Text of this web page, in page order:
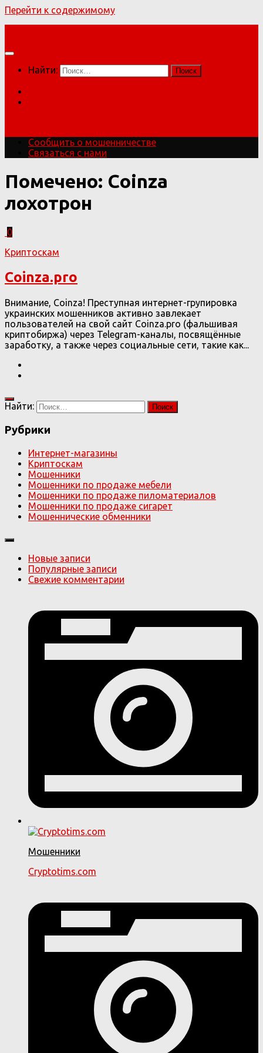
Перейти к содержимому
Найти:
Сообщить о мошенничестве
Связаться с нами
Помечено: Coinza
лохотрон
0
Криптоскам
Coinza.pro
Внимание, Coinza! Преступная интернет-групировка
украинских мошенников активно завлекает
пользователей на свой сайт Coinza.pro (фальшивая
криптобиржа) через Telegram-каналы, посвящённые
заработку, а также через социальные сети, такие как...
Найти:
Рубрики
Интернет-магазины
Криптоскам
Мошенники
Мошенники по продаже мебели
Мошенники по продаже пиломатериалов
Мошенники по продаже сигарет
Мошеннические обменники
Новые записи
Популярные записи
Свежие комментарии
Мошенники
Cryptotims.com